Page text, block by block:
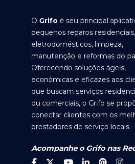
O Grifo é seu principal
pequenos reparos
eletrodomésticos, limpeza,
manutenção e reformas do
Oferecendo soluções ágeis,
econômicas e eficazes aos
que buscam serviços
ou comerciais, o Grifo se
conectar clientes com os
prestadores de serviço locais.
Acompanhe o Grifo nas